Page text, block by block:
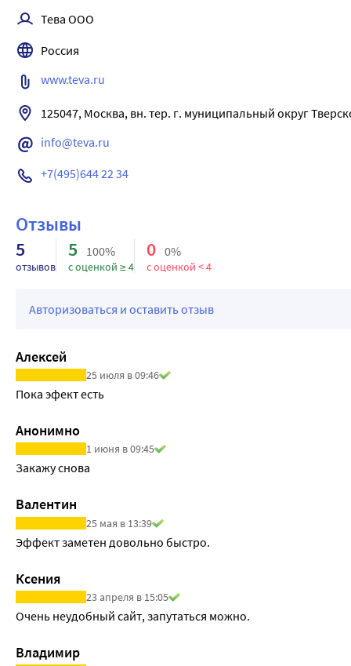
Тева ООО
Россия
www.teva.ru
125047, Москва, вн. тер. г. муниципальный округ
info@teva.ru
+7(495)644 22 34
Отзывы
5
отзывов
5 100%
с оценкой ≥ 4
0 0%
с оценкой < 4
Авторизоваться и оставить отзыв
Алексей
25 июля в 09:46
Пока эфект есть
Анонимно
1 июня в 09:45
Закажу снова
Валентин
25 мая в 13:39
Эффект заметен довольно быстро.
Ксения
23 апреля в 15:05
Очень неудобный сайт, запутаться можно.
Владимир